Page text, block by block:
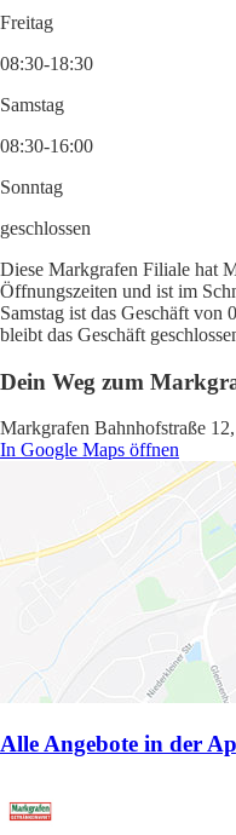
Freitag
08:30-18:30
Samstag
08:30-16:00
Sonntag
geschlossen
Diese Markgrafen Filiale hat
Öffnungszeiten und ist im
Samstag ist das Geschäft
bleibt das Geschäft
Dein Weg zum
Markgrafen Bahnhofstraße
In Google Maps öffnen
Alle Angebote in der